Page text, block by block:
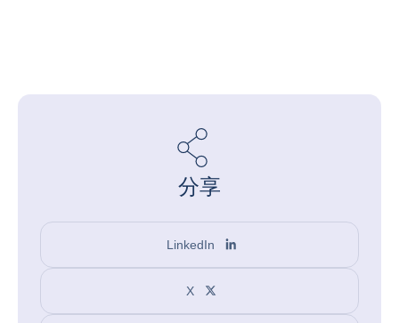
分享
LinkedIn
X